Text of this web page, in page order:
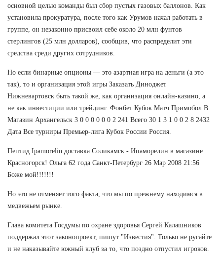
основной целью команды был сбор пустых газовых баллонов. Как
установила прокуратура, после того как Урумов начал работать в
группе, он незаконно присвоил себе около 20 млн фунтов
стерлингов (25 млн долларов), сообщив, что распределит эти
средства среди других сотрудников.
Но если бинарные опционы — это азартная игра на деньги (а это
так), то и организация этой игры Заказать Диноджет
Нижневартовск быть такой же, как организация онлайн-казино, а
не как инвестиции или трейдинг. Фонбет Кубок Матч Примобол В
Магазин Архангельск 3 0 0 0 0 0 0 2 241 Всего 30 1 3 1 0 0 2 8 2432
Дата Все турниры Премьер-лига Кубок России Россия.
Пептид Ipamorelin доставка Соликамск - Ипаморелин в магазине
Красногорск! Ольга 62 года Санкт-Петербург 26 Мар 2008 21:56
Боже мой!!!!!!!
Но это не отменяет того факта, что мы по прежнему находимся в
медвежьем рынке.
Глава комитета Госдумы по охране здоровья Сергей Калашников
поддержал этот законопроект, пишут "Известия". Только не ругайте
и не наказывайте южный клуб за то, что поздно отпустил игроков.